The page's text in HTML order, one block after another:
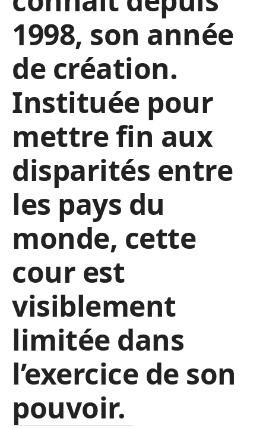
1998, son année
de création.
Instituée pour
mettre fin aux
disparités entre
les pays du
monde, cette
cour est
visiblement
limitée dans
l’exercice de son
pouvoir.